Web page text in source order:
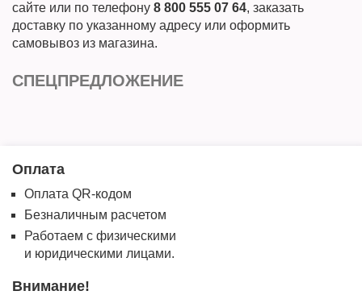
сайте или по телефону 8 800 555 07 64, заказать
доставку по указанному адресу или оформить
самовывоз из магазина.
СПЕЦПРЕДЛОЖЕНИЕ
Оплата
Оплата QR-кодом
Безналичным расчетом
Работаем с физическими
и юридическими лицами.
Внимание!